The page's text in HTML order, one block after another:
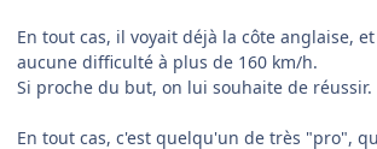
En tout cas, il voyait déjà la côte anglaise,
aucune difficulté à plus de 160 km/h.
Si proche du but, on lui souhaite de réussir.
En tout cas, c'est quelqu'un de très "pro",